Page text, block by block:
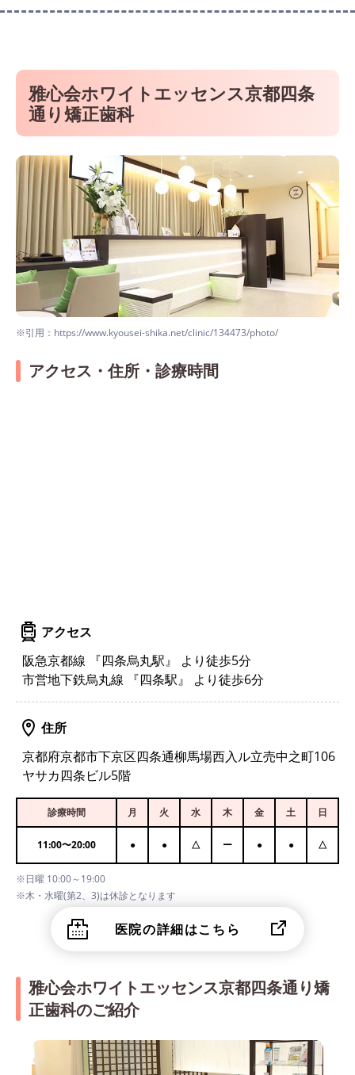
雅心会ホワイトエッセンス京都四条
通り矯正歯科
※引用：https://www.kyousei-shika.net/clinic/134473/photo/
アクセス・住所・診療時間
アクセス
阪急京都線 『四条烏丸駅』 より徒歩5分
市営地下鉄烏丸線 『四条駅』 より徒歩6分
住所
京都府京都市下京区四条通柳馬場西入ル立売中之町106
ヤサカ四条ビル5階
診療時間 月 火 水 木 金 土 日
11:00〜20:00 ● ● △ ー ● ● △
※日曜 10:00～19:00
※木・水曜(第2、3)は休診となります
医院の詳細はこちら
雅心会ホワイトエッセンス京都四条通り矯
正歯科のご紹介